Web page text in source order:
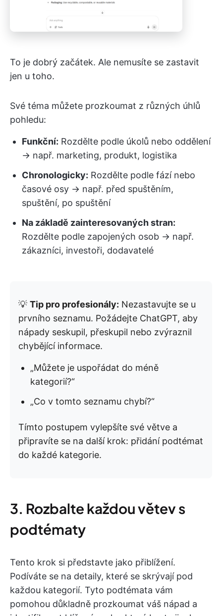
To je dobrý začátek. Ale nemusíte se zastavit
jen u toho.
Své téma můžete prozkoumat z různých úhlů
pohledu:
Funkční: Rozdělte podle úkolů nebo oddělení
→ např. marketing, produkt, logistika
Chronologicky: Rozdělte podle fází nebo
časové osy → např. před spuštěním,
spuštění, po spuštění
Na základě zainteresovaných stran:
Rozdělte podle zapojených osob → např.
zákazníci, investoři, dodavatelé
💡 Tip pro profesionály: Nezastavujte se u
prvního seznamu. Požádejte ChatGPT, aby
nápady seskupil, přeskupil nebo zvýraznil
chybějící informace.
„Můžete je uspořádat do méně
kategorií?“
„Co v tomto seznamu chybí?“
Tímto postupem vylepšíte své větve a
připravíte se na další krok: přidání podtémat
do každé kategorie.
3. Rozbalte každou větev s
podtématy
Tento krok si představte jako přiblížení.
Podíváte se na detaily, které se skrývají pod
každou kategorií. Tyto podtémata vám
pomohou důkladně prozkoumat váš nápad a